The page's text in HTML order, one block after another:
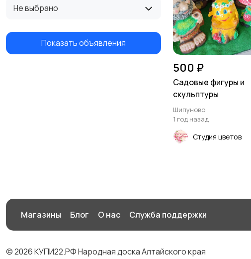
Не выбрано
Показать объявления
500 ₽
Садовые фигуры и
скульптуры
Шипуново
1 год назад
Студия цветов
Магазины Блог О нас Служба поддержки
© 2026 КУПИ22.РФ Народная доска Алтайского края